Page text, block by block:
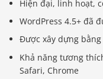
Hiện đại, linh hoạt,
WordPress 4.5+ đã
Được xây dựng bằng
Khả năng tương
Safari, Chrome